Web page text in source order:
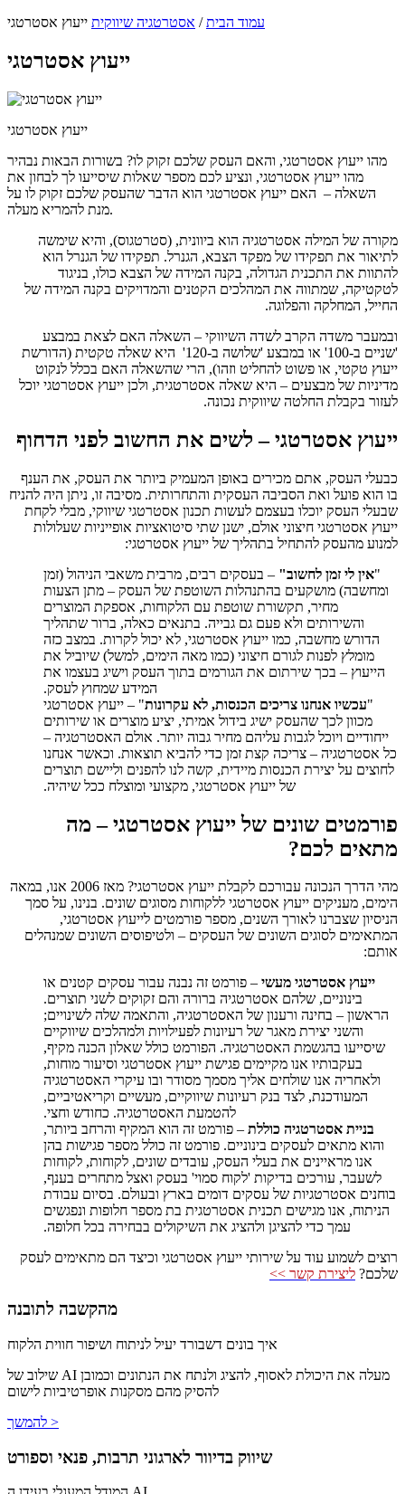
עמוד הבית/ אסטרטגיה שיווקית ייעוץ אסטרטגי
ייעוץ אסטרטגי
ייעוץ אסטרטגי
מהו ייעוץ אסטרטגי, והאם העסק שלכם זקוק לו? בשורות הבאות נבהיר
מהו ייעוץ אסטרטגי, ונציע לכם מספר שאלות שיסייעו לך לבחון את
השאלה – האם ייעוץ אסטרטגי הוא הדבר שהעסק שלכם זקוק לו על
מנת להמריא מעלה.
מקורה של המילה אסטרטגיה הוא ביוונית, (סטרטגוס), והיא שימשה
לתיאור את תפקידו של מפקד הצבא, הגנרל. תפקידו של הגנרל הוא
להתוות את התכנית הגדולה, בקנה המידה של הצבא כולו, בניגוד
לטקטיקה, שמתווה את המהלכים הקטנים והמדויקים בקנה המידה של
החייל, המחלקה והפלוגה.
ובמעבר משדה הקרב לשדה השיווקי – השאלה האם לצאת במבצע
'שניים ב-100' או במבצע 'שלושה ב-120' היא שאלה טקטית (הדורשת
ייעוץ טקטי, או פשוט להחליט וזהו), הרי שהשאלה האם בכלל לנקוט
מדיניות של מבצעים – היא שאלה אסטרטגית, ולכן ייעוץ אסטרטגי יוכל
לעזור בקבלת החלטה שיווקית נכונה.
ייעוץ אסטרטגי – לשים את החשוב לפני הדחוף
כבעלי העסק, אתם מכירים באופן המעמיק ביותר את העסק, את הענף
בו הוא פועל ואת הסביבה העסקית והתחרותית. מסיבה זו, ניתן היה להניח
שבעלי העסק יוכלו בעצמם לעשות תכנון אסטרטגי שיווקי, מבלי לקחת
ייעוץ אסטרטגי חיצוני אולם, ישנן שתי סיטואציות אופייניות שעלולות
למנוע מהעסק להתחיל בתהליך של ייעוץ אסטרטגי:
"אין לי זמן לחשוב" – בעסקים רבים, מרבית משאבי הניהול (זמן
ומחשבה) מושקעים בהתנהלות השוטפת של העסק – מתן הצעות
מחיר, תקשורת שוטפת עם הלקוחות, אספקת המוצרים
והשירותים ולא פעם גם גבייה. בתנאים כאלה, ברור שתהליך
הדורש מחשבה, כמו ייעוץ אסטרטגי, לא יכול לקרות. במצב כזה
מומלץ לפנות לגורם חיצוני (כמו מאה הימים, למשל) שיוביל את
הייעוץ – בכך שירתום את הגורמים בתוך העסק וישיג בעצמו את
המידע שמחוץ לעסק.
"עכשיו אנחנו צריכים הכנסות, לא עקרונות" – ייעוץ אסטרטגי
מכוון לכך שהעסק ישיג בידול אמיתי, יציע מוצרים או שירותים
ייחודיים ויוכל לגבות עליהם מחיר גבוה יותר. אולם האסטרטגיה –
כל אסטרטגיה – צריכה קצת זמן כדי להביא תוצאות. וכאשר אנחנו
לחוצים על יצירת הכנסות מיידית, קשה לנו להפנים וליישם תוצרים
של ייעוץ אסטרטגי, מקצועי ומוצלח ככל שיהיה.
פורמטים שונים של ייעוץ אסטרטגי – מה
מתאים לכם?
מהי הדרך הנכונה עבורכם לקבלת ייעוץ אסטרטגי? מאז 2006 אנו, במאה
הימים, מעניקים ייעוץ אסטרטגי ללקוחות מסוגים שונים. בנינו, על סמך
הניסיון שצברנו לאורך השנים, מספר פורמטים לייעוץ אסטרטגי,
המתאימים לסוגים השונים של העסקים – ולטיפוסים השונים שמנהלים
אותם:
ייעוץ אסטרטגי מעשי – פורמט זה נבנה עבור עסקים קטנים או
בינוניים, שלהם אסטרטגיה ברורה והם זקוקים לשני תוצרים.
הראשון – בחינה ורענון של האסטרטגיה, והתאמה שלה לשינויים;
והשני יצירת מאגר של רעיונות לפעילויות ולמהלכים שיווקיים
שיסייעו בהגשמת האסטרטגיה. הפורמט כולל שאלון הכנה מקיף,
בעקבותיו אנו מקיימים פגישת ייעוץ אסטרטגי וסיעור מוחות,
ולאחריה אנו שולחים אליך מסמך מסודר ובו עיקרי האסטרטגיה
המעודכנת, לצד בנק רעיונות שיווקיים, מעשיים וקריאטיביים,
להטמעת האסטרטגיה. כחודש וחצי.
בניית אסטרטגיה כוללת – פורמט זה הוא המקיף והרחב ביותר,
והוא מתאים לעסקים בינוניים. פורמט זה כולל מספר פגישות בהן
אנו מראיינים את בעלי העסק, עובדים שונים, לקוחות, לקוחות
לשעבר, עורכים בדיקות 'לקוח סמוי' בעסק ואצל מתחרים בענף,
בוחנים אסטרטגיות של עסקים דומים בארץ ובעולם. בסיום עבודת
הניתוח, אנו מגישים תכנית אסטרטגית בת מספר חלופות ונפגשים
עמך כדי להציגן ולהציג את השיקולים בבחירה בכל חלופה.
רוצים לשמוע עוד על שירותי ייעוץ אסטרטגי וכיצד הם מתאימים לעסק
שלכם? ליצירת קשר >>
מהקשבה לתובנה
איך בונים דשבורד יעיל לניתוח ושיפור חווית הלקוח
שילוב של AI מעלה את היכולת לאסוף, להציג ולנתח את הנתונים וכמובן
להסיק מהם מסקנות אופרטיביות לישום
להמשך >
שיווק בדיוור לארגוני תרבות, פנאי וספורט